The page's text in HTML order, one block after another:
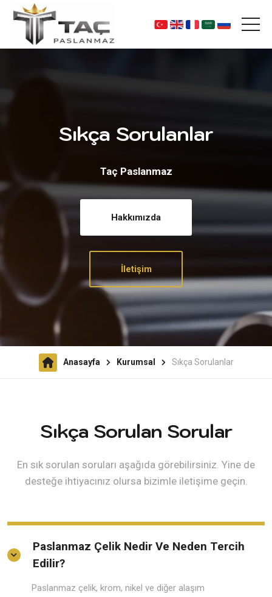
Sıkça Sorulanlar
Taç Paslanmaz
Hakkımızda
İletişim
Anasayfa Kurumsal Sıkça Sorulanlar
Sıkça Sorulan Sorular
En sık sorulan soruları aşağıda görebilirsiniz. Yine de
desteğe ihtiyacınız olursa bizimle iletişime geçin.
Paslanmaz Çelik Nedir Ve Neden Tercih
Edilir?
Paslanmaz çelik, krom, nikel ve diğer alaşım